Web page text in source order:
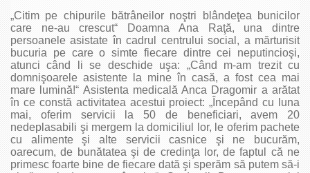
„Citim pe chipurile bătrâneilor noştri blândeţea bunicilor
care ne-au crescut“ Doamna Ana Raţă, una dintre
persoanele asistate în cadrul centrului social, a mărturisit
bucuria pe care o simte fiecare dintre cei neputincioşi,
atunci când li se deschide uşa: „Când m-am trezit cu
domnişoarele asistente la mine în casă, a fost cea mai
mare lumină!“ Asistenta medicală Anca Dragomir a arătat
în ce constă activitatea acestui proiect: „Începând cu luna
mai, oferim servicii la 50 de beneficiari, avem 20
nedeplasabili şi mergem la domiciliul lor, le oferim pachete
cu alimente şi alte servicii casnice şi ne bucurăm,
oarecum, de bunătatea şi de credinţa lor, de faptul că ne
primesc foarte bine de fiecare dată şi sperăm să putem să-i